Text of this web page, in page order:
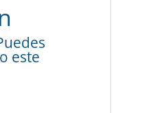
este